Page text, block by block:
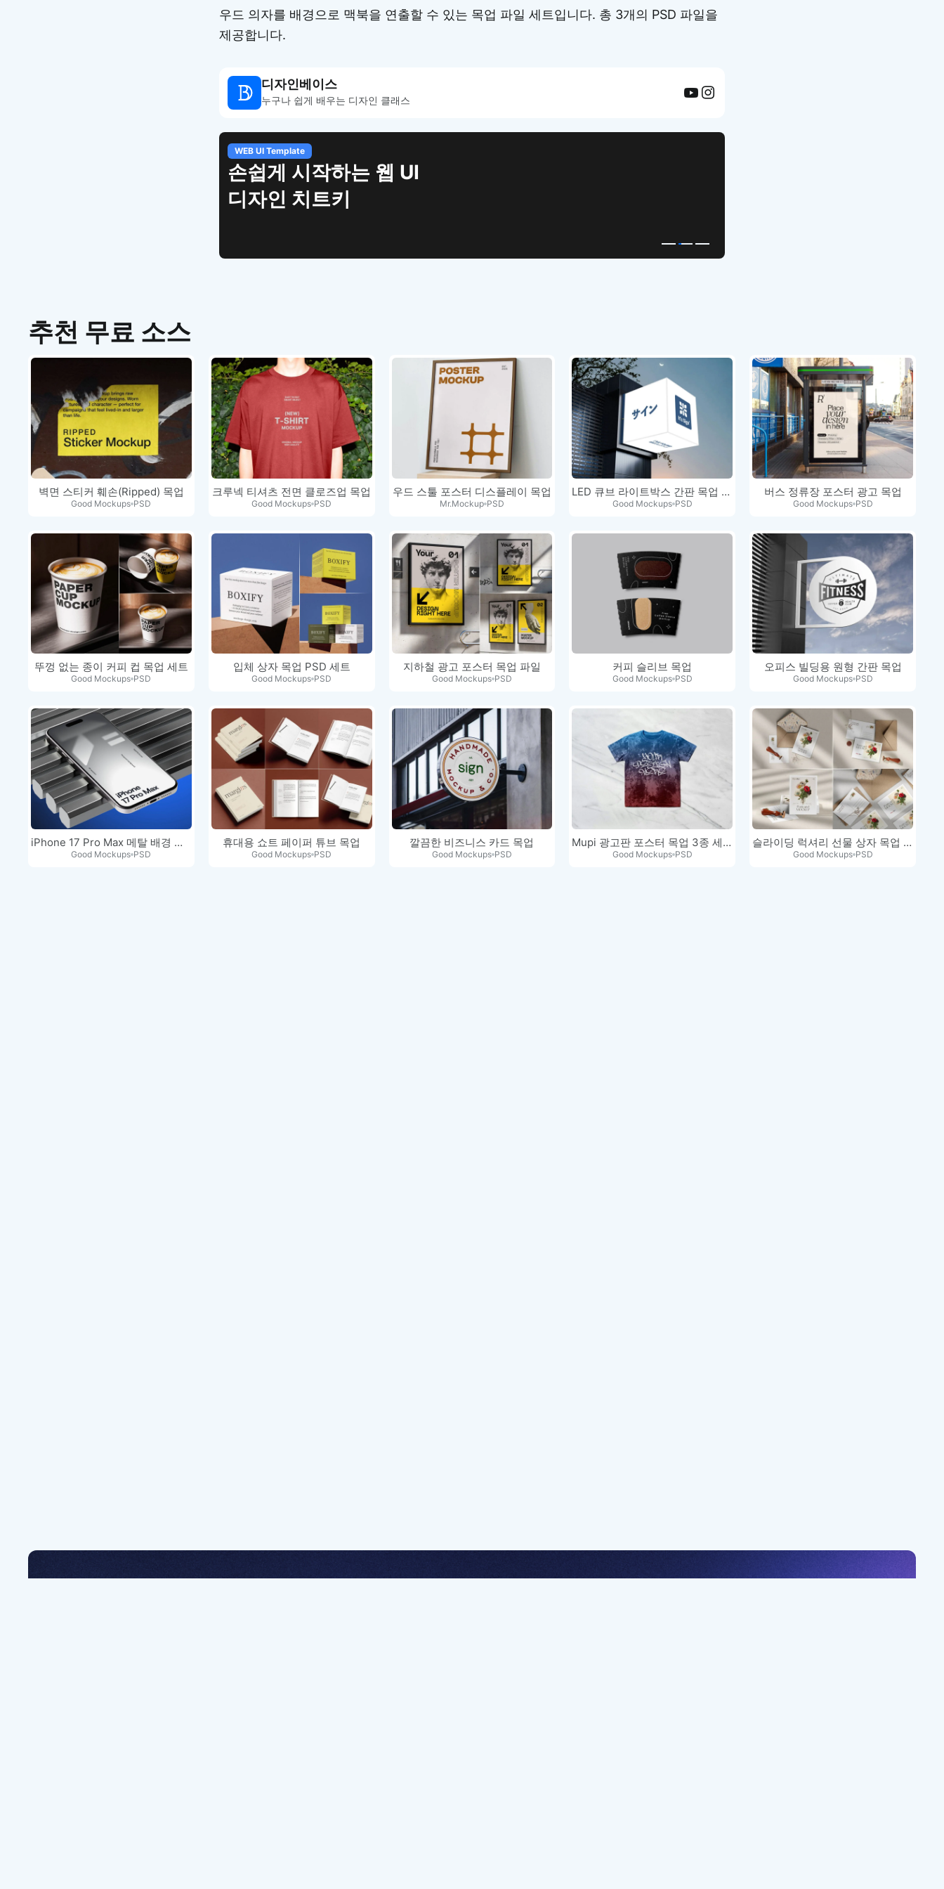
우드 의자를 배경으로 맥북을 연출할 수 있는 목업 파일 세트입니다. 총 3개의 PSD 파일을
제공합니다.
디자인베이스
누구나 쉽게 배우는 디자인 클래스
WEB UI Template
손쉽게 시작하는 웹 UI
디자인 치트키
추천 무료 소스
벽면 스티커 훼손(Ripped) 목업
Good Mockups PSD
크루넥 티셔츠 전면 클로즈업 목업
Good Mockups PSD
우드 스툴 포스터 디스플레이 목업
Mr.Mockup PSD
LED 큐브 라이트박스 간판 목업 PSD
Good Mockups PSD
버스 정류장 포스터 광고 목업
Good Mockups PSD
뚜껑 없는 종이 커피 컵 목업 세트
Good Mockups PSD
입체 상자 목업 PSD 세트
Good Mockups PSD
지하철 광고 포스터 목업 파일
Good Mockups PSD
커피 슬리브 목업
Good Mockups PSD
오피스 빌딩용 원형 간판 목업
Good Mockups PSD
iPhone 17 Pro Max 메탈 배경 디스…
Good Mockups PSD
휴대용 쇼트 페이퍼 튜브 목업
Good Mockups PSD
깔끔한 비즈니스 카드 목업
Good Mockups PSD
Mupi 광고판 포스터 목업 3종 세트
Good Mockups PSD
슬라이딩 럭셔리 선물 상자 목업 세트
Good Mockups PSD